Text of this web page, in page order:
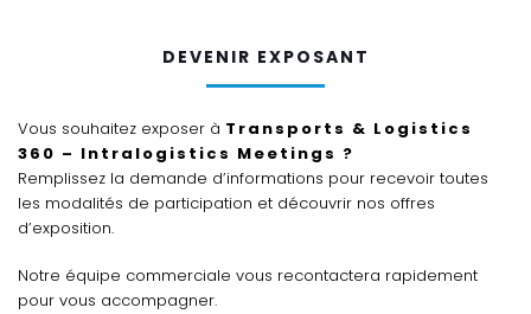
DEVENIR EXPOSANT
Vous souhaitez exposer à Transports & Logistics
360 – Intralogistics Meetings ?
Remplissez la demande d’informations pour recevoir toutes
les modalités de participation et découvrir nos offres
d’exposition.
Notre équipe commerciale vous recontactera rapidement
pour vous accompagner.